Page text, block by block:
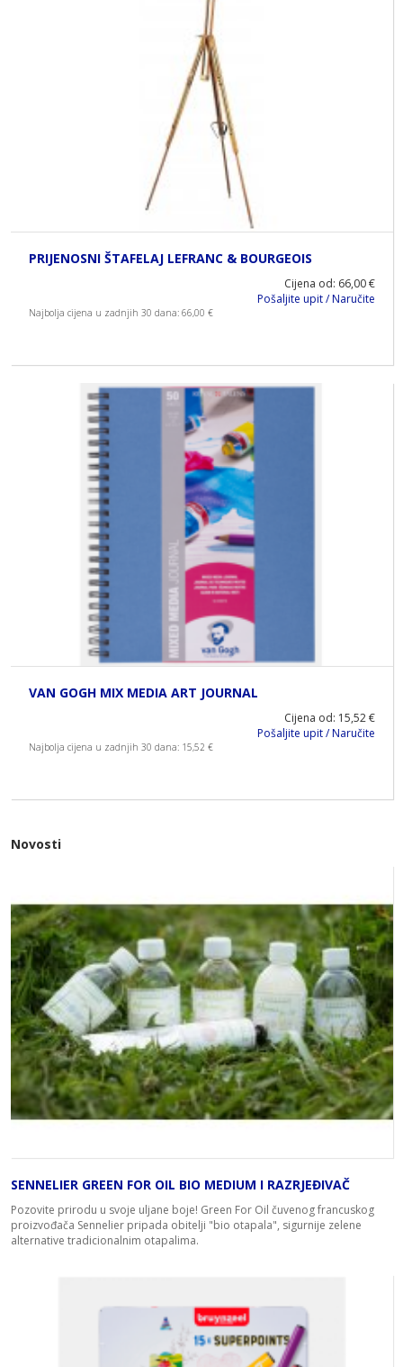
PRIJENOSNI ŠTAFELAJ LEFRANC & BOURGEOIS
Cijena od: 66,00 €
Pošaljite upit / Naručite
Najbolja cijena u zadnjih 30 dana: 66,00 €
VAN GOGH MIX MEDIA ART JOURNAL
Cijena od: 15,52 €
Pošaljite upit / Naručite
Najbolja cijena u zadnjih 30 dana: 15,52 €
Novosti
SENNELIER GREEN FOR OIL BIO MEDIUM I RAZRJEĐIVAČ
Pozovite prirodu u svoje uljane boje! Green For Oil čuvenog francuskog
proizvođača Sennelier pripada obitelji "bio otapala", sigurnije zelene
alternative tradicionalnim otapalima.